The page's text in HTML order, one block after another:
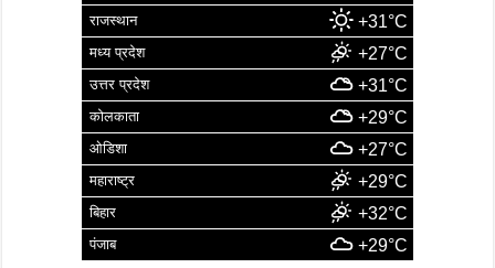
राजस्थान +31°C
मध्य प्रदेश +27°C
उत्तर प्रदेश +31°C
कोलकाता +29°C
ओडिशा +27°C
महाराष्ट्र +29°C
बिहार +32°C
पंजाब +29°C